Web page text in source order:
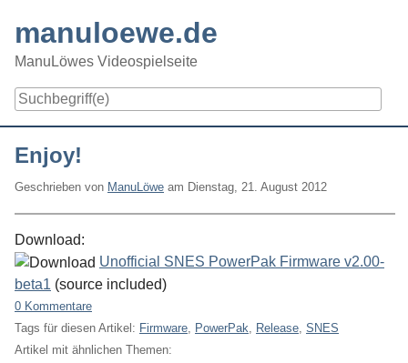
content
manuloewe.de
ManuLöwes Videospielseite
Enjoy!
Geschrieben von ManuLöwe am Dienstag, 21. August 2012
Download:
Unofficial SNES PowerPak Firmware v2.00-
beta1 (source included)
0 Kommentare
Tags für diesen Artikel: Firmware PowerPak Release SNES
Artikel mit ähnlichen Themen: